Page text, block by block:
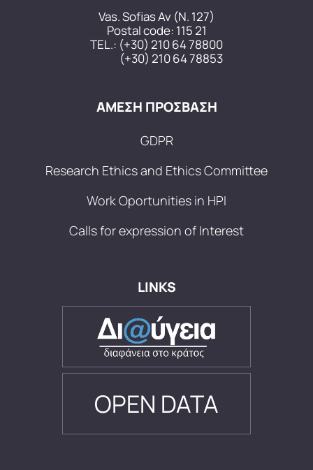
Vas. Sofias Av (N. 127)
Postal code: 115 21
TEL.: (+30) 210 64 78800
(+30) 210 64 78853
ΑΜΕΣΗ ΠΡΟΣΒΑΣΗ
GDPR
Research Ethics and Ethics Committee
Work Oportunities in HPI
Calls for expression of Interest
LINKS
OPEN DATA